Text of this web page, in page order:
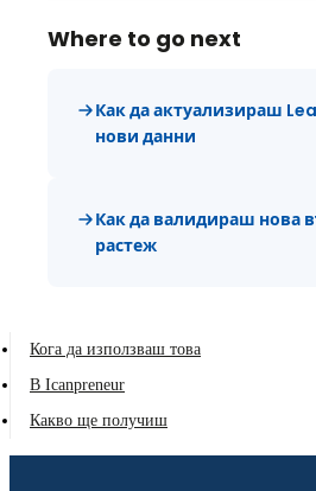
Where to go next
Как да актуализираш
нови данни
Как да валидираш нова
растеж
Кога да използваш това
В Icanpreneur
Какво ще получиш